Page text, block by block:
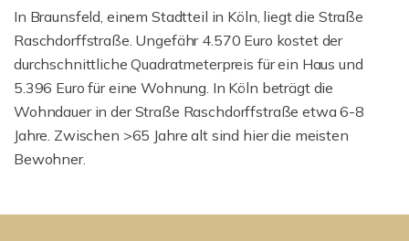
In Braunsfeld, einem Stadtteil in Köln, liegt die Straße
Raschdorffstraße. Ungefähr 4.570 Euro kostet der
durchschnittliche Quadratmeterpreis für ein Haus und
5.396 Euro für eine Wohnung. In Köln beträgt die
Wohndauer in der Straße Raschdorffstraße etwa 6-8
Jahre. Zwischen >65 Jahre alt sind hier die meisten
Bewohner.